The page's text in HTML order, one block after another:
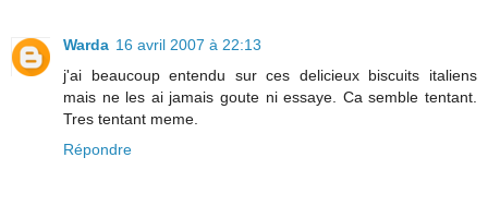
Warda 16 avril 2007 à 22:13
j'ai beaucoup entendu sur ces delicieux biscuits italiens
mais ne les ai jamais goute ni essaye. Ca semble tentant.
Tres tentant meme.
Répondre